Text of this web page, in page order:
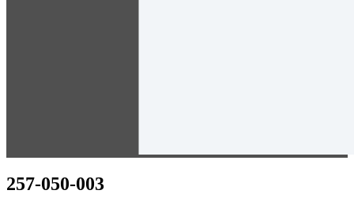
257-050-003